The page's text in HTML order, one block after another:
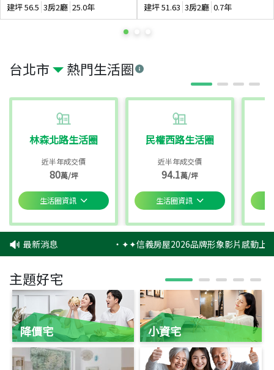
台北市 熱門生活圈
林森北路生活圈
近半年成交價
80萬/坪
生活圈資訊
民權西路生活圈
近半年成交價
94.1萬/坪
生活圈資訊
建坪56.5 3房2廳 25.0年
建坪51.63 3房2廳 0.7年
最新消息 ‧✦✦信義房屋2026品牌形象影片感動上
主題好宅
降價宅 小資宅